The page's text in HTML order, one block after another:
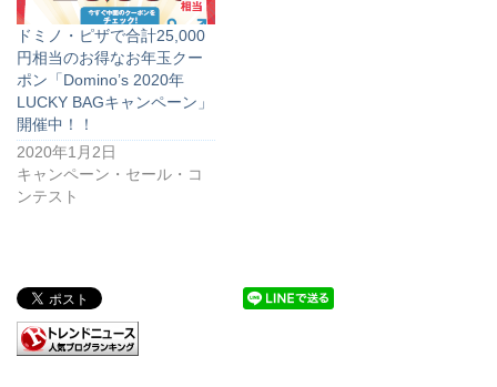
ドミノ・ピザで合計25,000
円相当のお得なお年玉クー
ポン「Domino’s 2020年
LUCKY BAGキャンペーン」
開催中！！
2020年1月2日
キャンペーン・セール・コ
ンテスト